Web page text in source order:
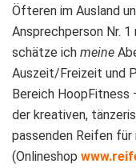
Öfteren im Ausland
Ansprechperson Nr. 1
schätze ich meine
Auszeit/Freizeit und
Bereich HoopFitness
der kreativen,
passenden Reifen für
(Onlineshop